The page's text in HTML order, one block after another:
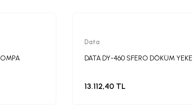
Data
DATA DY-460 SFERO DÖKÜM YEKE
13.112,40 TL